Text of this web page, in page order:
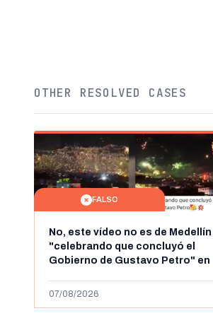
OTHER RESOLVED CASES
FALSO
No, este vídeo no es de Medellín
"celebrando que concluyó el
Gobierno de Gustavo Petro" en
de 2024
07/08/2026